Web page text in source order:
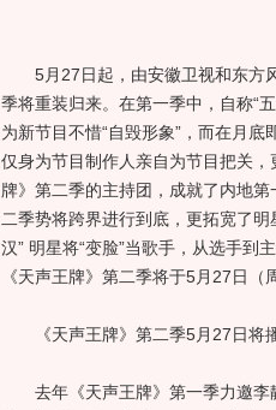
5月27日起，由安徽卫视和东方风
季将重装归来。在第一季中，自称“
为新节目不惜“自毁形象”，而在月
仅身为节目制作人亲自为节目把关
牌》第二季的主持团，成就了内地
二季势将跨界进行到底，更拓宽了
汉” 明星将“变脸”当歌手，从选手到
《天声王牌》第二季将于5月27日（
《天声王牌》第二季5月27日将
去年《天声王牌》第一季力邀李